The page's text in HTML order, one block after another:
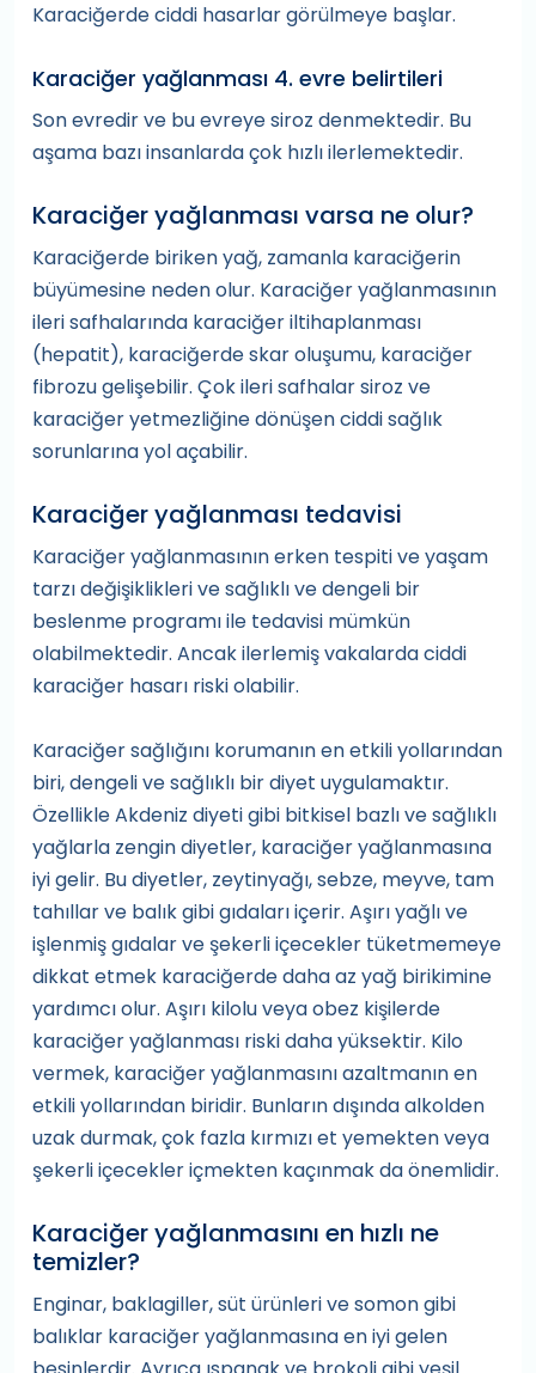
Karaciğerde ciddi hasarlar görülmeye başlar.
Karaciğer yağlanması 4. evre belirtileri
Son evredir ve bu evreye siroz denmektedir. Bu
aşama bazı insanlarda çok hızlı ilerlemektedir.
Karaciğer yağlanması varsa ne olur?
Karaciğerde biriken yağ, zamanla karaciğerin
büyümesine neden olur. Karaciğer yağlanmasının
ileri safhalarında karaciğer iltihaplanması
(hepatit), karaciğerde skar oluşumu, karaciğer
fibrozu gelişebilir. Çok ileri safhalar siroz ve
karaciğer yetmezliğine dönüşen ciddi sağlık
sorunlarına yol açabilir.
Karaciğer yağlanması tedavisi
Karaciğer yağlanmasının erken tespiti ve yaşam
tarzı değişiklikleri ve sağlıklı ve dengeli bir
beslenme programı ile tedavisi mümkün
olabilmektedir. Ancak ilerlemiş vakalarda ciddi
karaciğer hasarı riski olabilir.
Karaciğer sağlığını korumanın en etkili yollarından
biri, dengeli ve sağlıklı bir diyet uygulamaktır.
Özellikle Akdeniz diyeti gibi bitkisel bazlı ve sağlıklı
yağlarla zengin diyetler, karaciğer yağlanmasına
iyi gelir. Bu diyetler, zeytinyağı, sebze, meyve, tam
tahıllar ve balık gibi gıdaları içerir. Aşırı yağlı ve
işlenmiş gıdalar ve şekerli içecekler tüketmemeye
dikkat etmek karaciğerde daha az yağ birikimine
yardımcı olur. Aşırı kilolu veya obez kişilerde
karaciğer yağlanması riski daha yüksektir. Kilo
vermek, karaciğer yağlanmasını azaltmanın en
etkili yollarından biridir. Bunların dışında alkolden
uzak durmak, çok fazla kırmızı et yemekten veya
şekerli içecekler içmekten kaçınmak da önemlidir.
Karaciğer yağlanmasını en hızlı ne
temizler?
Enginar, baklagiller, süt ürünleri ve somon gibi
balıklar karaciğer yağlanmasına en iyi gelen